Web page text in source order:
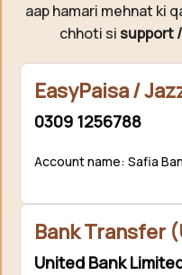
aap hamari mehnat ki
chhoti si support
EasyPaisa /
0309 1256788
Account name: Safia
Bank Transfer
United Bank